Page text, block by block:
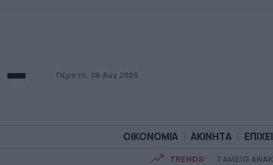
Πέμπτη, 06 Αυγ 2026
ΟΙΚΟΝΟΜΙΑ ΑΚΙΝΗΤΑ
TRENDS: ΤΑΜΕΙΟ